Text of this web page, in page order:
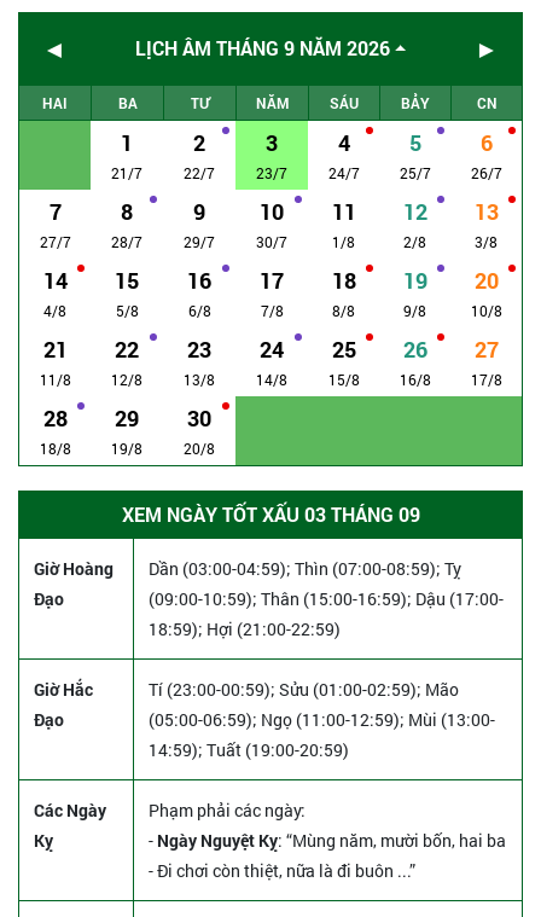
◄ LỊCH ÂM THÁNG 9 NĂM 2026 ►
HAI BA TƯ NĂM SÁU BẢY CN
1
21/7
2
22/7
3
23/7
4
24/7
5
25/7
6
26/7
7
27/7
8
28/7
9
29/7
10
30/7
11
1/8
12
2/8
13
3/8
14
4/8
15
5/8
16
6/8
17
7/8
18
8/8
19
9/8
20
10/8
21
11/8
22
12/8
23
13/8
24
14/8
25
15/8
26
16/8
27
17/8
28
18/8
29
19/8
30
20/8
XEM NGÀY TỐT XẤU 03 THÁNG 09
Giờ Hoàng
Đạo
Dần (03:00-04:59); Thìn (07:00-08:59); Tỵ
(09:00-10:59); Thân (15:00-16:59); Dậu (17:00-
18:59); Hợi (21:00-22:59)
Giờ Hắc
Đạo
Tí (23:00-00:59); Sửu (01:00-02:59); Mão
(05:00-06:59); Ngọ (11:00-12:59); Mùi (13:00-
14:59); Tuất (19:00-20:59)
Các Ngày
Kỵ
Phạm phải các ngày:
- Ngày Nguyệt Kỵ: “Mùng năm, mười bốn, hai ba
- Đi chơi còn thiệt, nữa là đi buôn ...”